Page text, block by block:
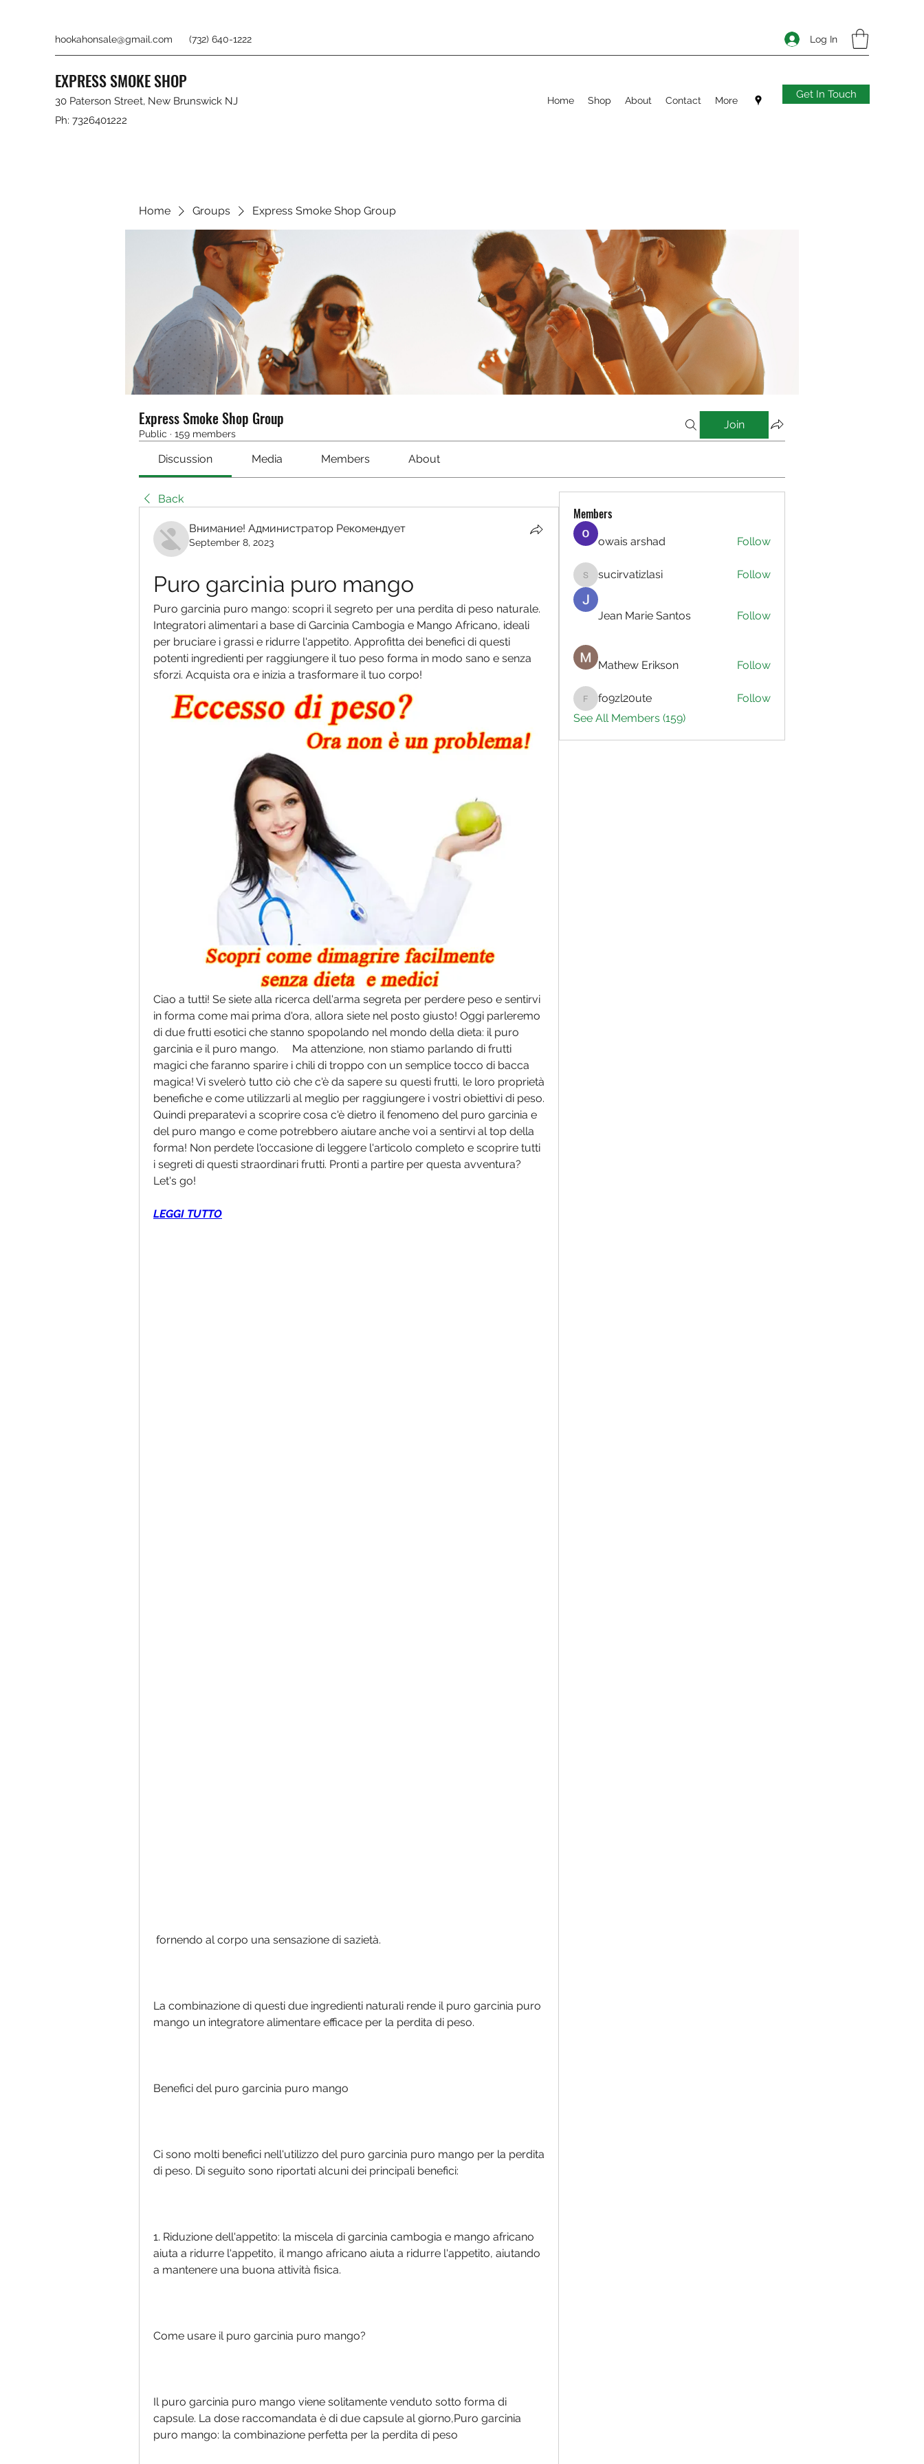
hookahonsale@gmail.com (732) 640-1222 Log In
EXPRESS SMOKE SHOP
30 Paterson Street, New Brunswick NJ
Ph: 7326401222
Home Shop About Contact More Get In Touch
Home Groups Express Smoke Shop Group
Express Smoke Shop Group
Public · 159 members
Join
Discussion Media Members About
Back
Внимание! Администратор Рекомендует
September 8, 2023
Puro garcinia puro mango
Puro garcinia puro mango: scopri il segreto per una perdita di peso naturale.
Integratori alimentari a base di Garcinia Cambogia e Mango Africano, ideali
per bruciare i grassi e ridurre l'appetito. Approfitta dei benefici di questi
potenti ingredienti per raggiungere il tuo peso forma in modo sano e senza
sforzi. Acquista ora e inizia a trasformare il tuo corpo!
Ciao a tutti! Se siete alla ricerca dell'arma segreta per perdere peso e sentirvi
in forma come mai prima d'ora, allora siete nel posto giusto! Oggi parleremo
di due frutti esotici che stanno spopolando nel mondo della dieta: il puro
garcinia e il puro mango.     Ma attenzione, non stiamo parlando di frutti
magici che faranno sparire i chili di troppo con un semplice tocco di bacca
magica! Vi svelerò tutto ciò che c'è da sapere su questi frutti, le loro proprietà
benefiche e come utilizzarli al meglio per raggiungere i vostri obiettivi di peso.
Quindi preparatevi a scoprire cosa c'è dietro il fenomeno del puro garcinia e
del puro mango e come potrebbero aiutare anche voi a sentirvi al top della
forma! Non perdete l'occasione di leggere l'articolo completo e scoprire tutti
i segreti di questi straordinari frutti. Pronti a partire per questa avventura?
Let's go!
LEGGI TUTTO
fornendo al corpo una sensazione di sazietà.
La combinazione di questi due ingredienti naturali rende il puro garcinia puro
mango un integratore alimentare efficace per la perdita di peso.
Benefici del puro garcinia puro mango
Ci sono molti benefici nell'utilizzo del puro garcinia puro mango per la perdita
di peso. Di seguito sono riportati alcuni dei principali benefici:
1. Riduzione dell'appetito: la miscela di garcinia cambogia e mango africano
aiuta a ridurre l'appetito, il mango africano aiuta a ridurre l'appetito, aiutando
a mantenere una buona attività fisica.
Come usare il puro garcinia puro mango?
Il puro garcinia puro mango viene solitamente venduto sotto forma di
capsule. La dose raccomandata è di due capsule al giorno,Puro garcinia
puro mango: la combinazione perfetta per la perdita di peso
Members
owais arshad Follow
sucirvatizlasi
sucirvatizlasi Follow
Jean Marie Santos Follow
Mathew Erikson Follow
fo9zl20ute
fo9zl20ute
Follow
See All Members (159)